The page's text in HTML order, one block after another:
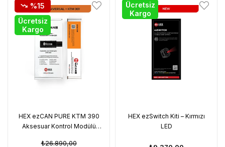
HEX ezCAN PURE KTM 390
Aksesuar Kontrol Modülü
₺26.890,00
%15
Ücretsiz
Kargo
HEX ezSwitch Kiti – Kırmızı
LED
Ücretsiz
Kargo